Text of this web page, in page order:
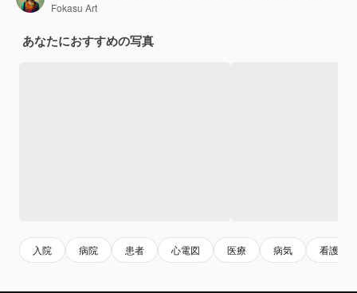
Fokasu Art
あなたにおすすめの写真
入院 病院 患者 心電図 医療 病気 看護